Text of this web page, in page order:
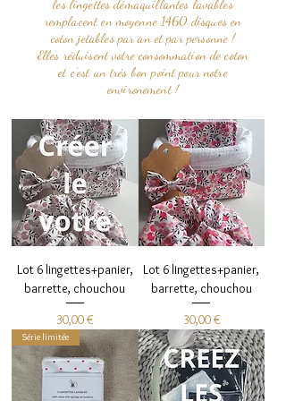
les lingettes démaquillantes lavables
remplacent en moyenne 1460 disques en
coton jetables par an et par personne !
Elles réduisent votre consommation de coton
et c'est un trés bon point pour notre
environement !
Lot 6 lingettes+panier,
barrette, chouchou
Prix
30,00 €
Lot 6 lingettes+panier,
barrette, chouchou
Prix
30,00 €
Série limitée